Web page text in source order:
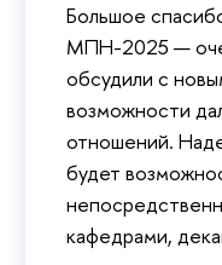
Большое
МПН-2025 —
обсудили с
возможности
отношений.
будет
кафедрами,